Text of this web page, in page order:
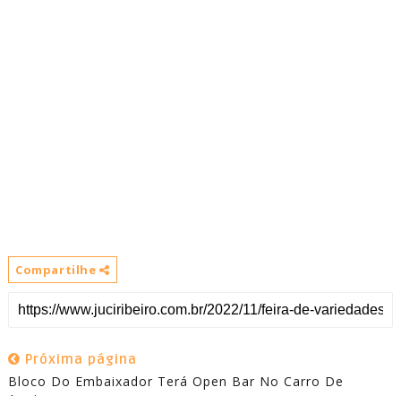
Compartilhe
Próxima página
Bloco Do Embaixador Terá Open Bar No Carro De